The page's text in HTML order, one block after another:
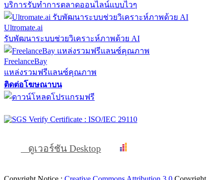
บริการรับทำการตลาดออนไลน์แบบไวๆ
Ultromate.ai
รับพัฒนาระบบช่วยวิเคราะห์ภาพด้วย AI
FreelanceBay
แหล่งรวมฟรีแลนซ์คุณภาพ
ติดต่อโฆษณาบน
ดูเวอร์ชัน Desktop